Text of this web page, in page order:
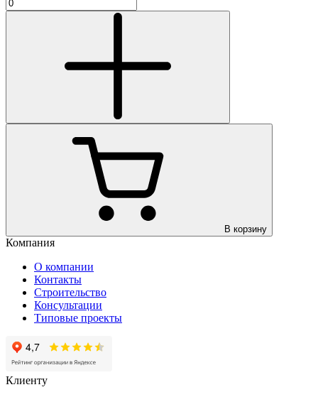
В корзину
Компания
О компании
Контакты
Строительство
Консультации
Типовые проекты
Клиенту